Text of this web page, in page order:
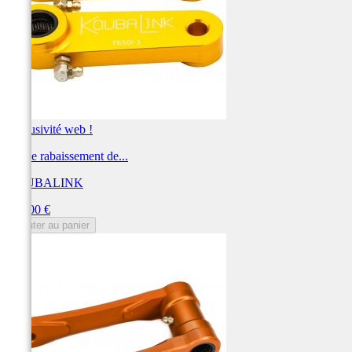
Exclusivité web !
Kit de rabaissement de...
KOUBALINK
250,00 €
Ajouter au panier